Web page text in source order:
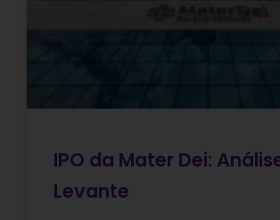
IPO da Mater Dei:
Levante